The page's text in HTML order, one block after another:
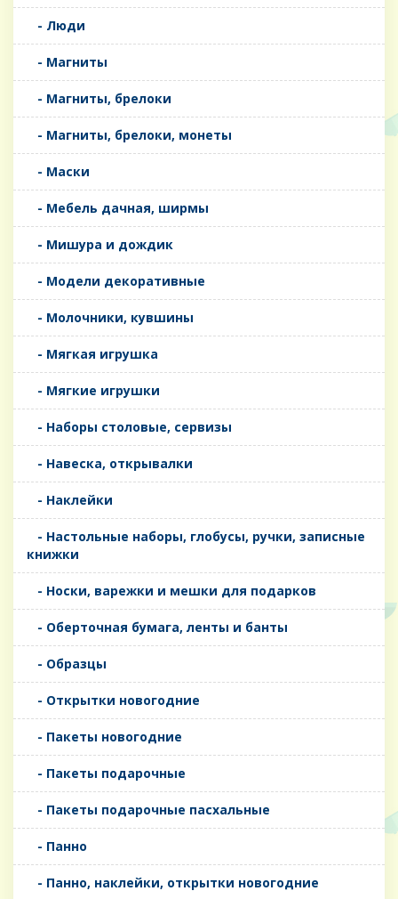
- Люди
- Магниты
- Магниты, брелоки
- Магниты, брелоки, монеты
- Маски
- Мебель дачная, ширмы
- Мишура и дождик
- Модели декоративные
- Молочники, кувшины
- Мягкая игрушка
- Мягкие игрушки
- Наборы столовые, сервизы
- Навеска, открывалки
- Наклейки
- Настольные наборы, глобусы, ручки, записные
книжки
- Носки, варежки и мешки для подарков
- Оберточная бумага, ленты и банты
- Образцы
- Открытки новогодние
- Пакеты новогодние
- Пакеты подарочные
- Пакеты подарочные пасхальные
- Панно
- Панно, наклейки, открытки новогодние